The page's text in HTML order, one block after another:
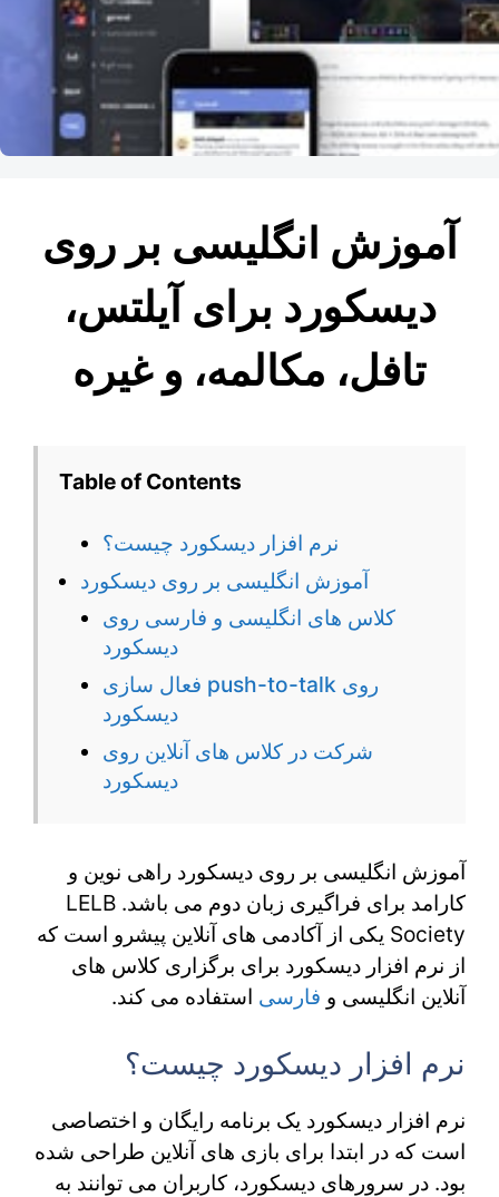
آموزش انگلیسی بر روی
دیسکورد برای آیلتس،
تافل، مکالمه، و غیره
Table of Contents
نرم افزار دیسکورد چیست؟
آموزش انگلیسی بر روی دیسکورد
کلاس های انگلیسی و فارسی روی
دیسکورد
فعال سازی push-to-talk روی
دیسکورد
شرکت در کلاس های آنلاین روی
دیسکورد
آموزش انگلیسی بر روی دیسکورد راهی نوین و
کارامد برای فراگیری زبان دوم می باشد. LELB
Society یکی از آکادمی های آنلاین پیشرو است که
از نرم افزار دیسکورد برای برگزاری کلاس های
آنلاین انگلیسی و فارسی استفاده می کند.
نرم افزار دیسکورد چیست؟
نرم افزار دیسکورد یک برنامه رایگان و اختصاصی
است که در ابتدا برای بازی های آنلاین طراحی شده
بود. در سرورهای دیسکورد، کاربران می توانند به